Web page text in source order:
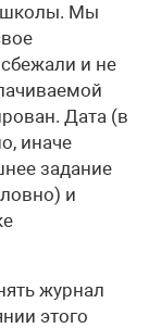
школы. Мы
и не
Дата (в
иначе
задание
и
журнал
этого